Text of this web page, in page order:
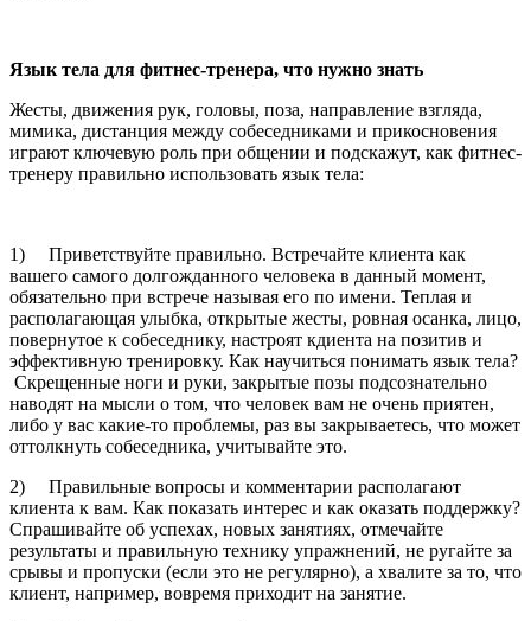
Язык тела для фитнес-тренера, что нужно знать
Жесты, движения рук, головы, поза, направление взгляда,
мимика, дистанция между собеседниками и прикосновения
играют ключевую роль при общении и подскажут, как фитнес-
тренеру правильно использовать язык тела:
1) Приветствуйте правильно. Встречайте клиента как
вашего самого долгожданного человека в данный момент,
обязательно при встрече называя его по имени. Теплая и
располагающая улыбка, открытые жесты, ровная осанка, лицо,
повернутое к собеседнику, настроят кдиента на позитив и
эффективную тренировку. Как научиться понимать язык тела?
Скрещенные ноги и руки, закрытые позы подсознательно
наводят на мысли о том, что человек вам не очень приятен,
либо у вас какие-то проблемы, раз вы закрываетесь, что может
оттолкнуть собеседника, учитывайте это.
2) Правильные вопросы и комментарии располагают
клиента к вам. Как показать интерес и как оказать поддержку?
Спрашивайте об успехах, новых занятиях, отмечайте
результаты и правильную технику упражнений, не ругайте за
срывы и пропуски (если это не регулярно), а хвалите за то, что
клиент, например, вовремя приходит на занятие.